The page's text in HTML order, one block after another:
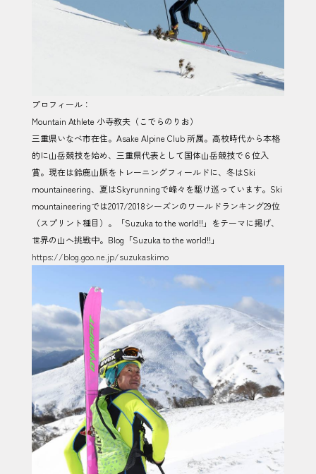
プロフィール：
Mountain Athlete 小寺教夫（こでらのりお）
三重県いなべ市在住。Asake Alpine Club 所属。高校時代から本格
的に山岳競技を始め、三重県代表として国体山岳競技で６位入
賞。現在は鈴鹿山脈をトレーニングフィールドに、冬はSki
mountaineering、夏はSkyrunningで峰々を駆け巡っています。Ski
mountaineeringでは2017/2018シーズンのワールドランキング29位
（スプリント種目）。「Suzuka to the world!!」をテーマに掲げ、
世界の山へ挑戦中。Blog「Suzuka to the world!!」
https://blog.goo.ne.jp/suzukaskimo